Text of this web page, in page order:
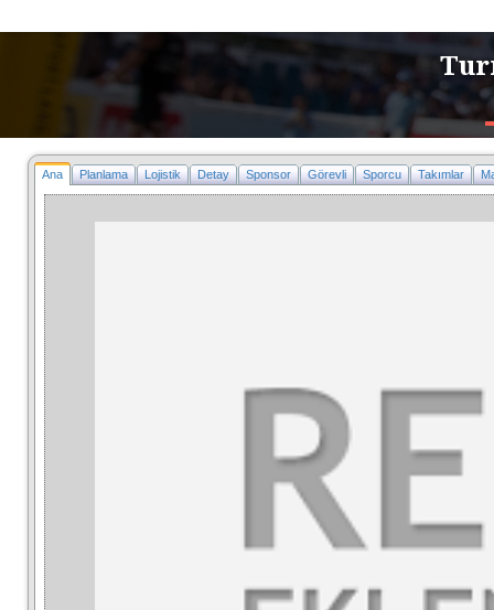
Ana Planlama Lojistik Detay Sponsor Görevli Sporcu Takımlar